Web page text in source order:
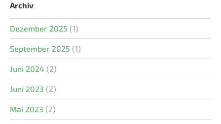
Archiv
Dezember 2025 (1)
September 2025 (1)
Juni 2024 (2)
Juni 2023 (2)
Mai 2023 (2)